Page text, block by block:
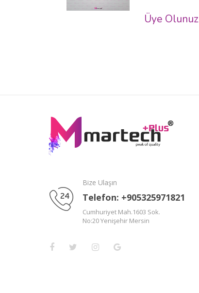
Üye Olunuz
Bize Ulaşın
Telefon: +905325971821
Cumhuriyet Mah.1603 Sok.
No:20 Yenişehir Mersin